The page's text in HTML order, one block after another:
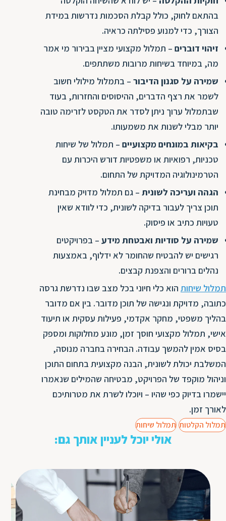
בהתאם לחוק, כולל קבלת הסכמות נדרשות במידת
הצורך, כדי למנוע פסילתה כראיה.
זיהוי דוברים – תמלול מקצועי מציין בבירור מי אמר
מה, במיוחד בשיחות מרובות משתתפים.
שמירה על סגנון הדיבור – בתמלול מילולי חשוב
לשמר את רצף הדברים, ההיסוסים והחזרות, בעוד
שבתמלול ערוך ניתן לסדר את הטקסט לזרימה טובה
יותר מבלי לשנות את משמעותו.
בקיאות במונחים מקצועיים – תמלול של שיחות
טכניות, רפואיות או משפטיות דורש היכרות עם
הטרמינולוגיה המדויקת של התחום.
הגהה ועריכה לשונית – גם תמלול מדויק מבחינת
תוכן צריך לעבור בדיקה לשונית, כדי לוודא שאין
טעויות כתיב או פיסוק.
שמירה על סודיות ואבטחת מידע – בפרויקטים
רגישים יש להבטיח שהחומר לא ידלוף, באמצעות
נהלים ברורים והצפנת קבצים.
תמלול שיחות הוא כלי חיוני בכל מצב שבו נדרשת גרסה
כתובה, מדויקת ונגישה של תוכן מדובר. בין אם מדובר
בהליך משפטי, מחקר אקדמי, פעילות עסקית או תיעוד
אישי, תמלול מקצועי חוסך זמן, מונע מחלוקות ומספק
בסיס אמין להמשך עבודה. הבחירה בחברה מנוסה,
המשלבת יכולת לשונית, הבנה מקצועית בתחום התוכן
וניהול מוקפד של הפרויקט, מבטיחה שהמילים שנאמרו
יישמרו בדיוק כפי שהיו – ויוכלו לשרת את מטרותיכם
לאורך זמן.
תמלול הקלטות תמלול שיחות
אולי יוכל לעניין אותך גם: